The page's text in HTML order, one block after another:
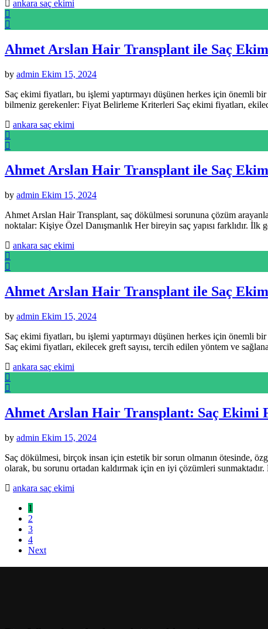
ankara saç ekimi
Ahmet Arslan Hair Transplant ile Saç
by admin Ekim 15, 2024
Saç ekimi fiyatları, bu işlemi yaptırmayı düşünen herkes için önemli
bilmeniz gerekenler: Fiyat Belirleme Kriterleri Saç ekimi fiyatları,
ankara saç ekimi
Ahmet Arslan Hair Transplant ile Saç
by admin Ekim 15, 2024
Ahmet Arslan Hair Transplant, saç dökülmesi sorununa çözüm
noktalar: Kişiye Özel Danışmanlık Her bireyin saç yapısı farklıdır.
ankara saç ekimi
Ahmet Arslan Hair Transplant ile Saç
by admin Ekim 15, 2024
Saç ekimi fiyatları, bu işlemi yaptırmayı düşünen herkes için önemli
Saç ekimi fiyatları, ekilecek greft sayısı, tercih edilen yöntem ve
ankara saç ekimi
Ahmet Arslan Hair Transplant: Saç Ekimi
by admin Ekim 15, 2024
Saç dökülmesi, birçok insan için estetik bir sorun olmanın ötesinde,
olarak, bu sorunu ortadan kaldırmak için en iyi çözümleri
ankara saç ekimi
1
2
3
4
Next